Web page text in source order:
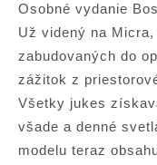
Osobné vydanie
Už videný na
zabudovaných do
zážitok z
Všetky jukes
všade a denné
modelu teraz